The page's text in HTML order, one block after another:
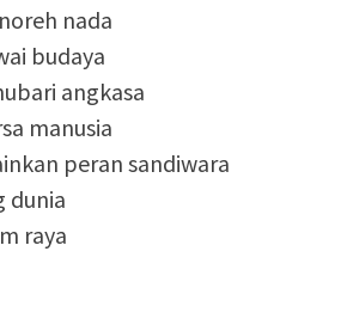
nada
budaya
angkasa
manusia
peran sandiwara
dunia
raya